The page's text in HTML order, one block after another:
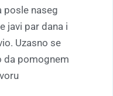
posle naseg
javi par dana i
Uzasno se
da pomognem